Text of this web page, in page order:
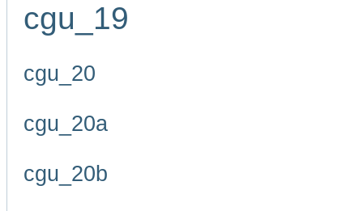
cgu_19
cgu_20
cgu_20a
cgu_20b